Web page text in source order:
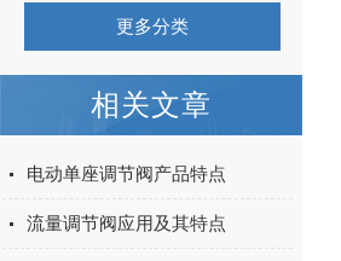
更多分类
相关文章
电动单座调节阀产品特点
流量调节阀应用及其特点